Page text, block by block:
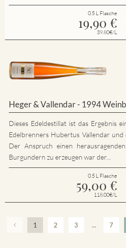
0.5 L Flasche
19,90 €
39.80€/L
Heger & Vallendar - 1994
Dieses Edeldestillat ist das Ergebnis
Edelbrenners Hubertus Vallendar und
Der Anspruch einen
Burgundern zu erzeugen war der...
0.5 L Flasche
59,00 €
118.00€/L
1 2 3 ... 7